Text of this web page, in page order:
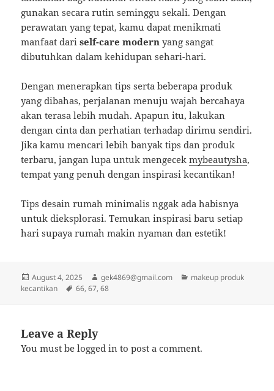
gunakan secara rutin seminggu sekali. Dengan
perawatan yang tepat, kamu dapat menikmati
manfaat dariself-care modern yang sangat
dibutuhkan dalam kehidupan sehari-hari.
Dengan menerapkan tips serta beberapa produk
yang dibahas, perjalanan menuju wajah bercahaya
akan terasa lebih mudah. Apapun itu, lakukan
dengan cinta dan perhatian terhadap dirimu sendiri.
Jika kamu mencari lebih banyak tips dan produk
terbaru, jangan lupa untuk mengecekmybeautysha,
tempat yang penuh dengan inspirasi kecantikan!
Tips desain rumah minimalis nggak ada habisnya
untuk dieksplorasi. Temukan inspirasi baru setiap
hari supaya rumah makin nyaman dan estetik!
Posted
on
August 4, 2025 Author
gek4869@gmail.com Categories
makeup produk
kecantikan
Tags
66,67,68
Leave a Reply
You must belogged in to post a comment.